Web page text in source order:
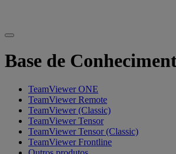
Base de
TeamViewer ONE
TeamViewer Remote
TeamViewer (Classic)
TeamViewer Tensor
TeamViewer Tensor (Classic)
TeamViewer Frontline